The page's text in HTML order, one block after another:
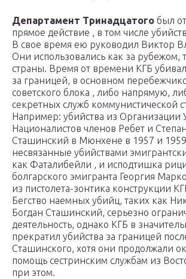
Департамент Тринадцатого был
прямое действие , в том числе
В свое время ею руководил Виктор
Они использовались как за рубежом,
страны. Время от времени КГБ
за границей, в основном
советского блока , либо напрямую,
секретных служб коммунистической
Например: убийства из Организации
Националистов членов Ребет и
Сташинский в Мюнхене в 1957 и 1959
несвязанные убийствами
как Фаталибейли , и исподтишка
болгарского эмигранта Георгия
из пистолета-зонтика конструкции
Бегство наемных убийц, таких как
Богдан Сташинский, серьезно
деятельность, однако КГБ в
прекратил убийства за границей
Сташинского, хотя они продолжали
помощь сестринским службам из
при этом.